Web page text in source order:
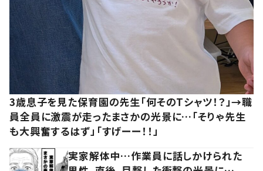
3歳息子を見た保育園の先生「何そのTシャツ！？」→職
員全員に激震が走ったまさかの光景に…「そりゃ先生
も大興奮するはず」「すげーー！！」
実家解体中…作業員に話しかけられた